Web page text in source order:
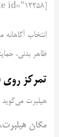
انتخاب
ظاهر بدنی،
تمرکز روی
هیلبرت می‌گوید
مگان